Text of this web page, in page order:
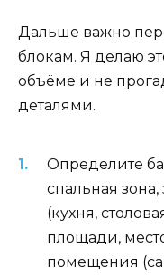
Дальше важно
блокам. Я делаю
объёме и не
деталями.
Определите
спальная
(кухня,
площади,
помещения